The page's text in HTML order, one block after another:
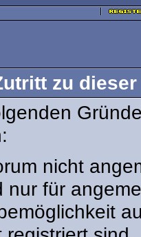
zu
nicht
nur für